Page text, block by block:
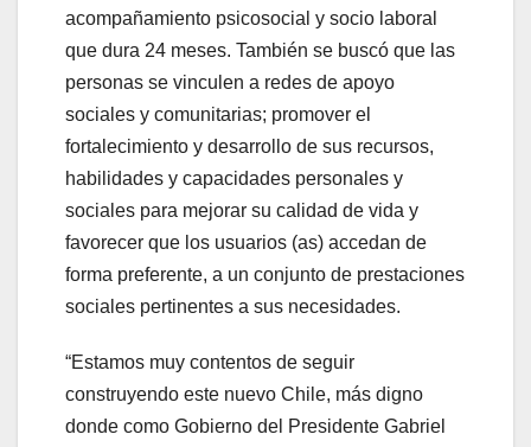
acompañamiento psicosocial y socio laboral
que dura 24 meses. También se buscó que las
personas se vinculen a redes de apoyo
sociales y comunitarias; promover el
fortalecimiento y desarrollo de sus recursos,
habilidades y capacidades personales y
sociales para mejorar su calidad de vida y
favorecer que los usuarios (as) accedan de
forma preferente, a un conjunto de prestaciones
sociales pertinentes a sus necesidades.
“Estamos muy contentos de seguir
construyendo este nuevo Chile, más digno
donde como Gobierno del Presidente Gabriel